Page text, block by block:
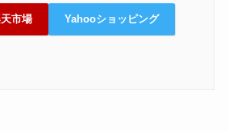
市場 Yahooショッピング